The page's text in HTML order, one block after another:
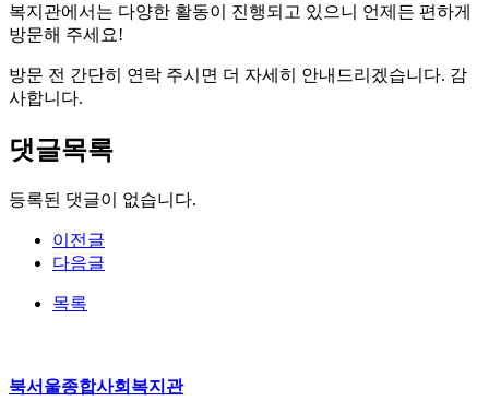
복지관에서는 다양한 활동이 진행되고 있으니 언제든 편하게
방문해 주세요!
방문 전 간단히 연락 주시면 더 자세히 안내드리겠습니다. 감
사합니다.
댓글목록
등록된 댓글이 없습니다.
이전글
다음글
목록
북서울종합사회복지관